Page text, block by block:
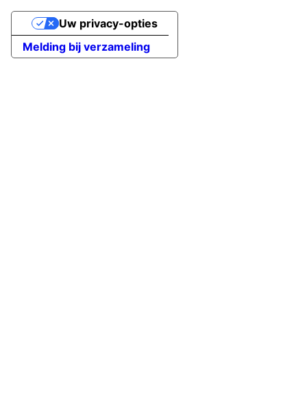
Melding bij verzameling
Uw privacy-opties